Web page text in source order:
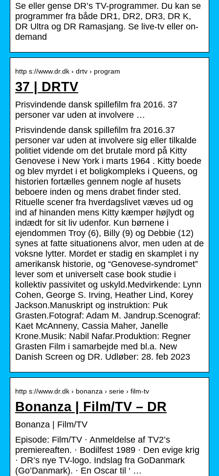
Se eller gense DR’s TV-programmer. Du kan se
programmer fra både DR1, DR2, DR3, DR K,
DR Ultra og DR Ramasjang. Se live-tv eller on-
demand
http s://www.dr.dk › drtv › program
37 | DRTV
Prisvindende dansk spillefilm fra 2016. 37
personer var uden at involvere …
Prisvindende dansk spillefilm fra 2016.37
personer var uden at involvere sig eller tilkalde
politiet vidende om det brutale mord på Kitty
Genovese i New York i marts 1964 . Kitty boede
og blev myrdet i et boligkompleks i Queens, og
historien fortælles gennem nogle af husets
beboere inden og mens drabet finder sted.
Rituelle scener fra hverdagslivet væves ud og
ind af hinanden mens Kitty kæmper højlydt og
indædt for sit liv udenfor. Kun børnene i
ejendommen Troy (6), Billy (9) og Debbie (12)
synes at fatte situationens alvor, men uden at de
voksne lytter. Mordet er stadig en skamplet i ny
amerikansk historie, og “Genovese-syndromet”
lever som et universelt case book studie i
kollektiv passivitet og uskyld.Medvirkende: Lynn
Cohen, George S. Irving, Heather Lind, Korey
Jackson.Manuskript og instruktion: Puk
Grasten.Fotograf: Adam M. Jandrup.Scenograf:
Kaet McAnneny, Cassia Maher, Janelle
Krone.Musik: Nabil Nafar.Produktion: Regner
Grasten Film i samarbejde med bl.a. New
Danish Screen og DR. Udløber: 28. feb 2023
http s://www.dr.dk › bonanza › serie › film-tv
Bonanza | Film/TV – DR
Bonanza | Film/TV
Episode: Film/TV · Anmeldelse af TV2’s
premiereaften. · Bodilfest 1989 · Den evige krig
· DR’s nye TV-logo. Indslag fra GoDanmark
(Go’Danmark). · En Oscar til ‘ …